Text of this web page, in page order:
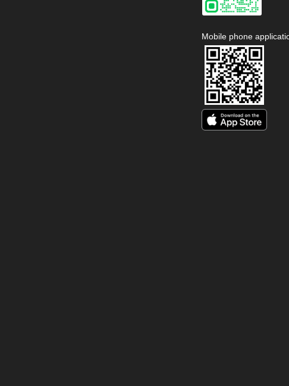
Mobile phone